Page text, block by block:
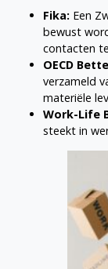
Fika: Een
bewust
contacten
OECD
verzameld
materiële
Work-Life
steekt in